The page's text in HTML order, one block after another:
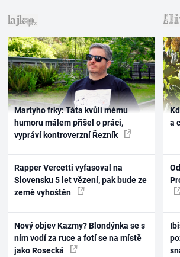
Martyho frky: Táta kvůli mému
humoru málem přišel o práci,
vypráví kontroverzní Řezník
Rapper Vercetti vyfasoval na
Slovensku 5 let vězení, pak bude ze
země vyhoštěn
Nový objev Kazmy? Blondýnka se s
ním vodí za ruce a fotí se na místě
jako Rosecká
a